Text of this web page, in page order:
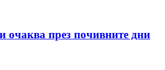
очаква през почивните дни